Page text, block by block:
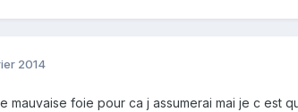
2014
mauvaise foie pour ca j assumerai mai je c est